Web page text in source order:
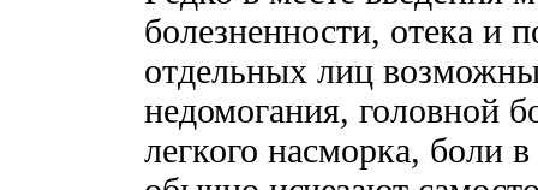
болезненности, отека и
отдельных лиц
недомогания, головной
легкого насморка, боли